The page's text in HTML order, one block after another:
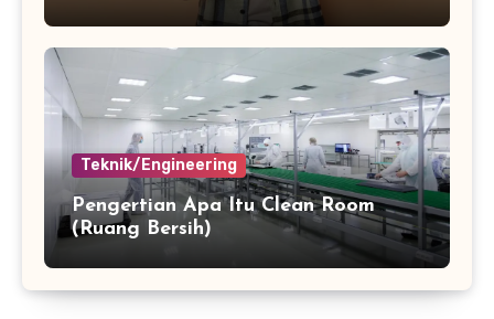
Teknik/Engineering
Pengertian Apa Itu Clean Room
(Ruang Bersih)